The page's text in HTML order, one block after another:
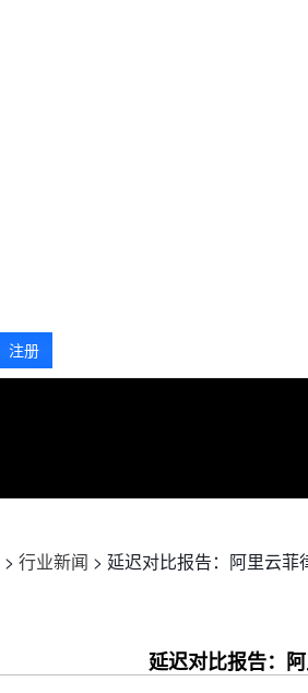
注册
> 行业新闻 > 延迟对比报告：阿里云
延迟对比报告：